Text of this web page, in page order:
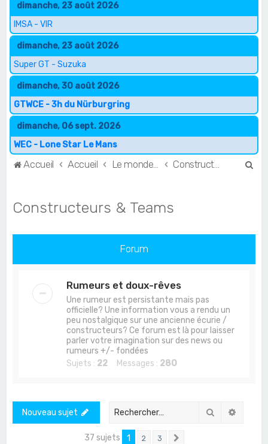
dimanche, 23 août 2026
IMSA - VIR
dimanche, 23 août 2026
Super GT - Suzuka
dimanche, 30 août 2026
GTWCE - 3h du Nürburgring
dimanche, 06 sept. 2026
WEC - Lone Star Le Mans
Accueil Accueil Constructeurs & Teams
c
Constructeurs & Teams
Forum
Rumeurs et doux-rêves
Une rumeur est persistante mais pas
officielle? Une information vous a rendu un
peu nostalgique sur une ancienne écurie /
constructeurs? Ce forum est là pour laisser
parler votre imagination sur des news ou
rumeurs +/- fondées
Sujets : 22 Messages : 280
Nouveau sujet Rechercher
37 sujets 1 2 3